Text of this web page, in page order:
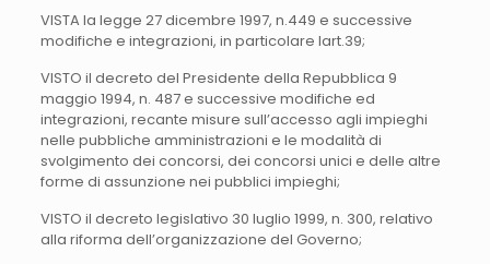
VISTA la legge 27 dicembre 1997, n.449 e successive
modifiche e integrazioni, in particolare lart.39;
VISTO il decreto del Presidente della Repubblica 9
maggio 1994, n. 487 e successive modifiche ed
integrazioni, recante misure sull’accesso agli impieghi
nelle pubbliche amministrazioni e le modalità di
svolgimento dei concorsi, dei concorsi unici e delle altre
forme di assunzione nei pubblici impieghi;
VISTO il decreto legislativo 30 luglio 1999, n. 300, relativo
alla riforma dell’organizzazione del Governo;